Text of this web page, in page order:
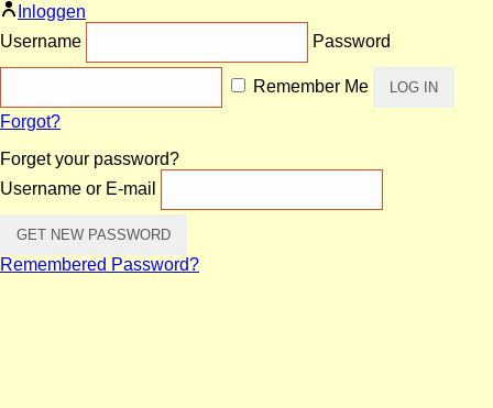
Inloggen
Username
Password
Remember Me
Forgot?
Forget your password?
Username or E-mail
Remembered Password?